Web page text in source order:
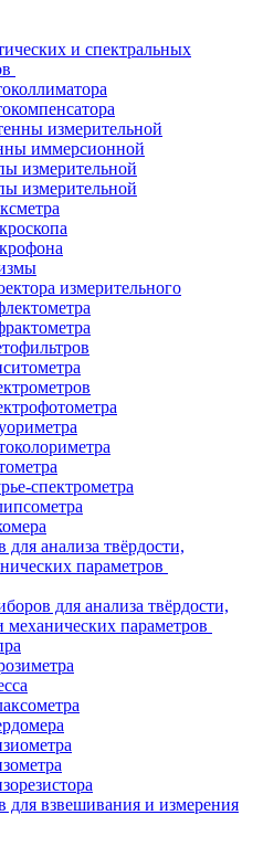
и спектральных
измерительной
иммерсионной
измерительной
измерительной
измерительного
спектрометра
анализа твёрдости,
параметров
для анализа твёрдости,
механических параметров
для взвешивания и измерения